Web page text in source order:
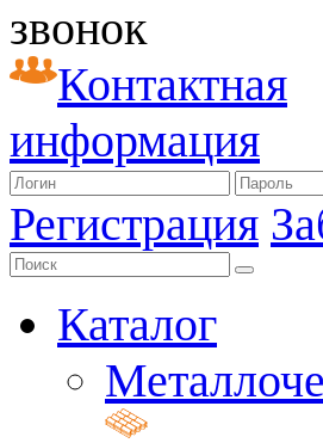
звонок
Контактная
информация
Регистрация
Каталог